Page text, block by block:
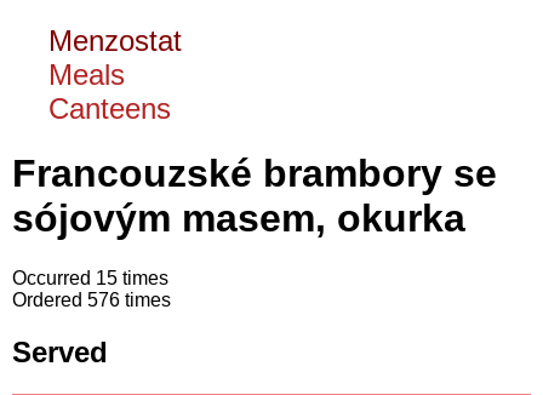
Menzostat
Meals
Canteens
Francouzské brambory se
sójovým masem, okurka
Occurred 15 times
Ordered 576 times
Served